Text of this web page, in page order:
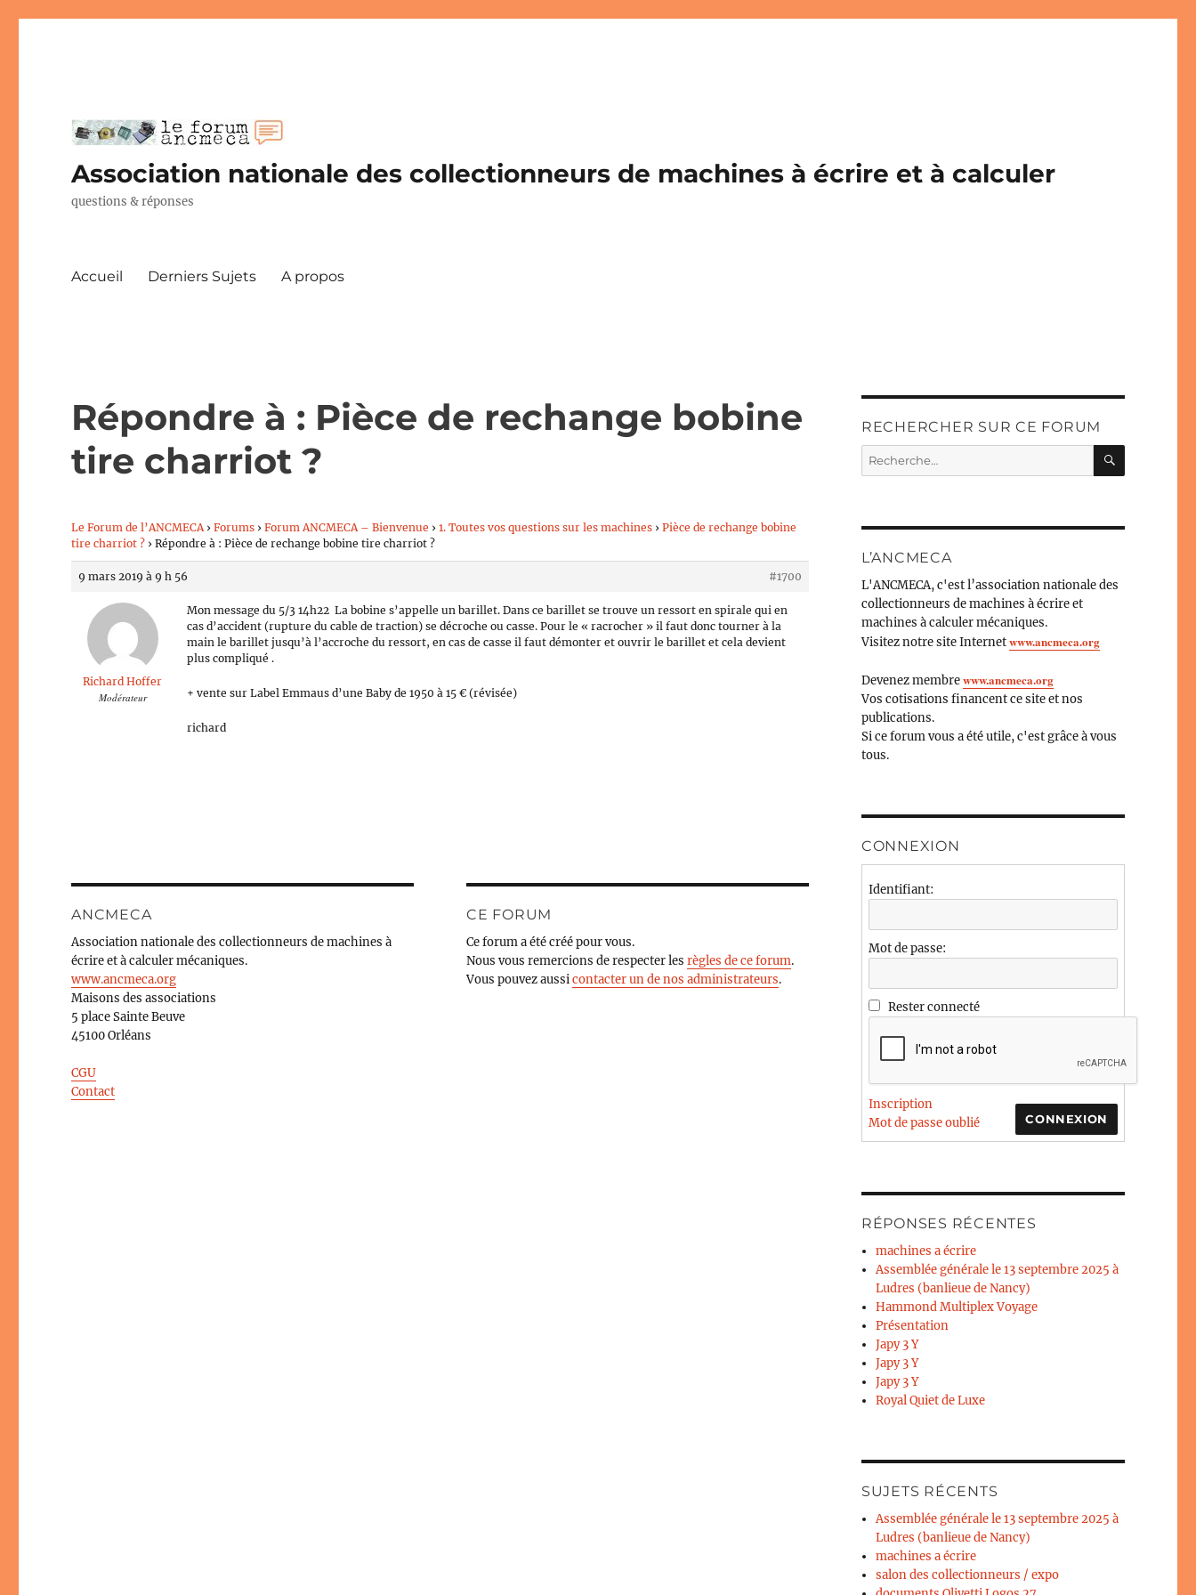
Association nationale des collectionneurs de machines à écrire et à calculer
questions & réponses
Accueil Derniers Sujets A propos
Répondre à : Pièce de rechange bobine
tire charriot ?
Le Forum de l’ANCMECA › Forums › Forum ANCMECA – Bienvenue › 1. Toutes vos questions sur les machines › Pièce de rechange bobine
tire charriot ? › Répondre à : Pièce de rechange bobine tire charriot ?
9 mars 2019 à 9 h 56 #1700
Richard Hoffer
Modérateur
Mon message du 5/3 14h22 La bobine s’appelle un barillet. Dans ce barillet se trouve un ressort en spirale qui en
cas d’accident (rupture du cable de traction) se décroche ou casse. Pour le « racrocher » il faut donc tourner à la
main le barillet jusqu’à l’accroche du ressort, en cas de casse il faut démonter et ouvrir le barillet et cela devient
plus compliqué .
+ vente sur Label Emmaus d’une Baby de 1950 à 15 € (révisée)
richard
ANCMECA
Association nationale des collectionneurs de machines à
écrire et à calculer mécaniques.
www.ancmeca.org
Maisons des associations
5 place Sainte Beuve
45100 Orléans
CGU
Contact
CE FORUM
Ce forum a été créé pour vous.
Nous vous remercions de respecter lesrègles de ce forum.
Vous pouvez aussicontacter un de nos administrateurs.
RECHERCHER SUR CE FORUM
Recherche
pour :
L’ANCMECA
L'ANCMECA, c'est l’association nationale des
collectionneurs de machines à écrire et
machines à calculer mécaniques.
Visitez notre site Internetwww.ancmeca.org
Devenez membrewww.ancmeca.org
Vos cotisations financent ce site et nos
publications.
Si ce forum vous a été utile, c'est grâce à vous
tous.
CONNEXION
Identifiant:
Mot de passe:
Rester connecté
CONNEXION
Inscription
Mot de passe oublié
RÉPONSES RÉCENTES
machines a écrire
Assemblée générale le 13 septembre 2025 à
Ludres (banlieue de Nancy)
Hammond Multiplex Voyage
Présentation
Japy 3 Y
Japy 3 Y
Japy 3 Y
Royal Quiet de Luxe
SUJETS RÉCENTS
Assemblée générale le 13 septembre 2025 à
Ludres (banlieue de Nancy)
machines a écrire
salon des collectionneurs / expo